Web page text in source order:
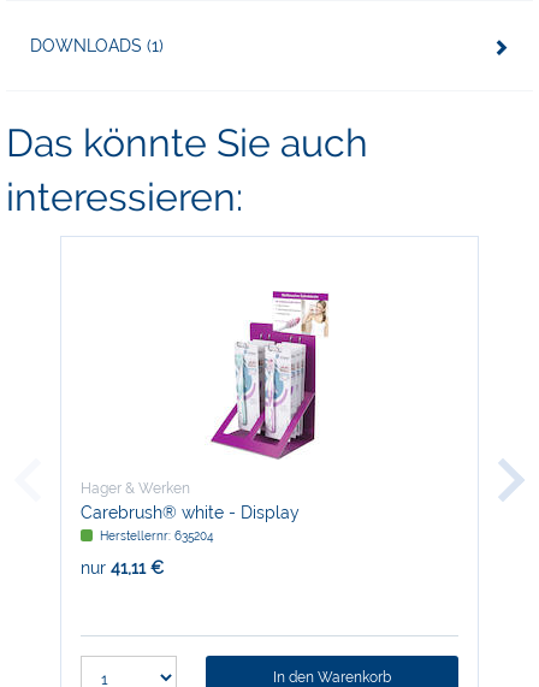
DOWNLOADS (1)
Das könnte Sie auch
interessieren:
Hager & Werken
Carebrush® white - Display
Herstellernr: 635204
nur 41,11 €
In den Warenkorb